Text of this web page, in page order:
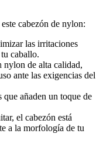
cabezón de nylon:
las irritaciones
caballo.
nylon de alta calidad,
ante las exigencias del
que añaden un toque de
el cabezón está
a la morfología de tu